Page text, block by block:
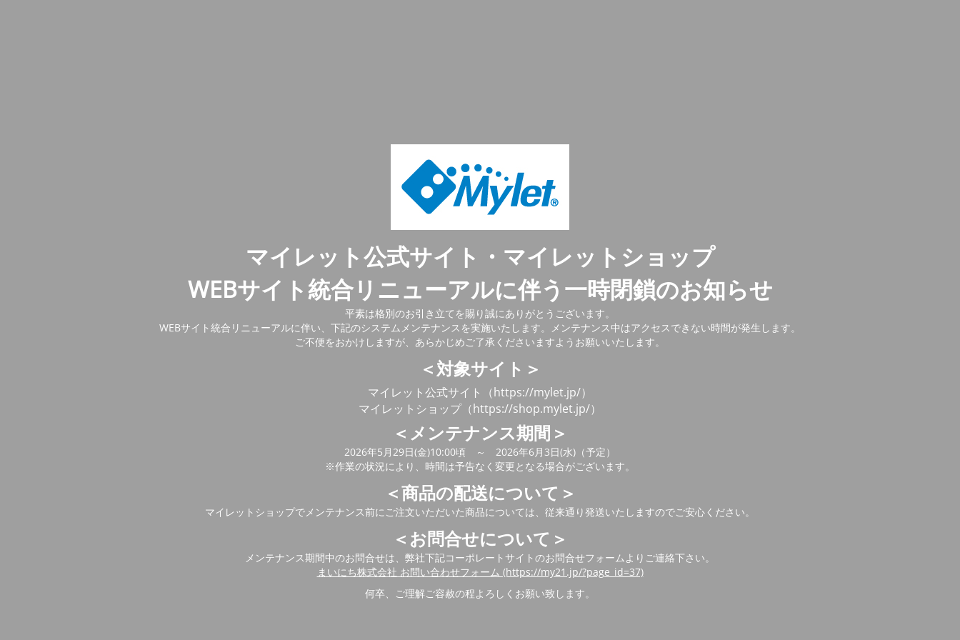
マイレット公式サイト・マイレットショップ
WEBサイト統合リニューアルに伴う一時閉鎖のお知らせ
平素は格別のお引き立てを賜り誠にありがとうございます。
WEBサイト統合リニューアルに伴い、下記のシステムメンテナンスを実施いたします。メンテナンス中はアクセスできない時間が発生します。
ご不便をおかけしますが、あらかじめご了承くださいますようお願いいたします。
＜対象サイト＞
マイレット公式サイト（https://mylet.jp/）
マイレットショップ（https://shop.mylet.jp/）
＜メンテナンス期間＞
2026年5月29日(金)10:00頃 ～ 2026年6月3日(水)（予定）
※作業の状況により、時間は予告なく変更となる場合がございます。
＜商品の配送について＞
マイレットショップでメンテナンス前にご注文いただいた商品については、従来通り発送いたしますのでご安心ください。
＜お問合せについて＞
メンテナンス期間中のお問合せは、弊社下記コーポレートサイトのお問合せフォームよりご連絡下さい。
まいにち株式会社 お問い合わせフォーム (https://my21.jp/?page_id=37)
何卒、ご理解ご容赦の程よろしくお願い致します。